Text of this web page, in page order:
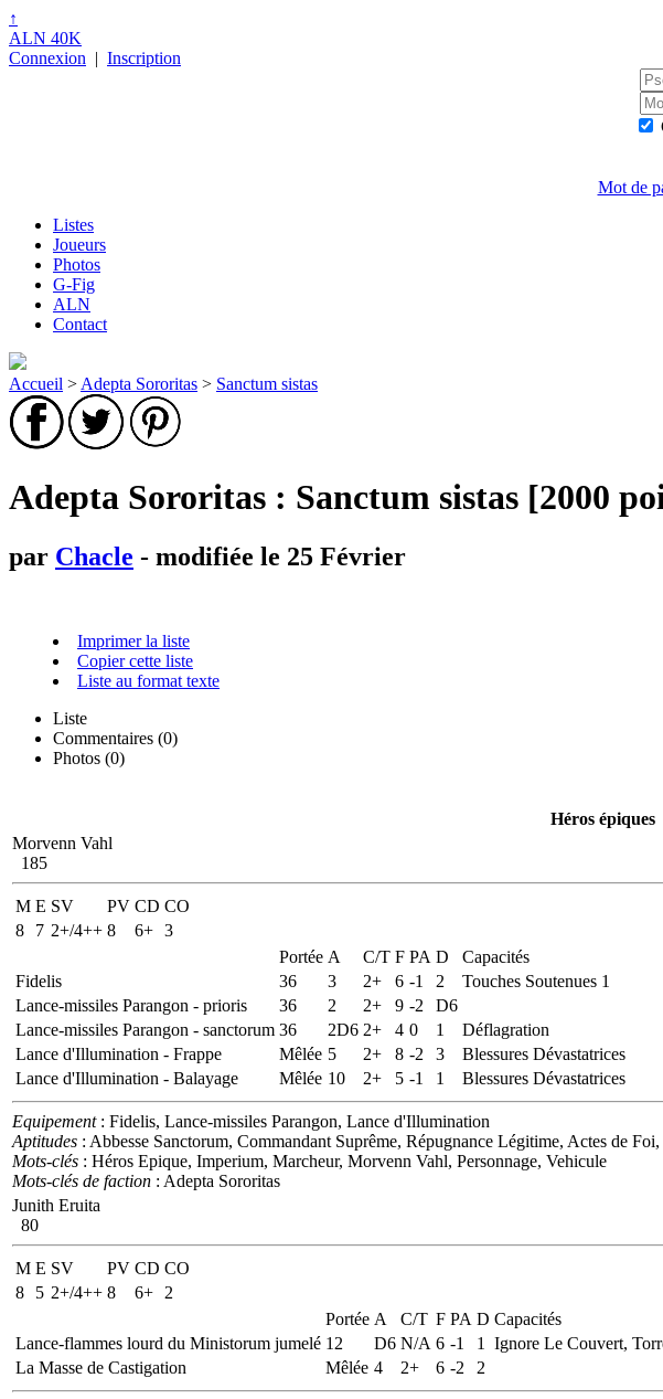
↑
ALN 40K
Connexion | Inscription
Mot de
Listes
Joueurs
Photos
G-Fig
ALN
Contact
Accueil > Adepta Sororitas > Sanctum sistas
Adepta Sororitas : Sanctum sistas [2000
par Chacle - modifiée le 25 Février
Imprimer la liste
Copier cette liste
Liste au format texte
Liste
Commentaires (0)
Photos (0)
Héros épiques
Morvenn Vahl
185
M E SV PV CD CO
8
7 2+/4++ 8 6+ 3
Portée A C/T F PA D
Capacités
Fidelis
36 3 2+ 6 -1 2
Touches Soutenues 1
Lance-missiles Parangon - prioris
36 2 2+ 9 -2
D6
Lance-missiles Parangon - sanctorum 36 2D6 2+ 4 0 1
Déflagration
Lance d'Illumination - Frappe
Mêlée 5 2+ 8 -2 3
Blessures Dévastatrices
Lance d'Illumination - Balayage
Mêlée 10 2+ 5 -1 1 Blessures Dévastatrices
Equipement: Fidelis, Lance-missiles Parangon, Lance d'Illumination
Aptitudes : Abbesse Sanctorum, Commandant Suprême, Répugnance Légitime, Actes de
Mots-clés : Héros Epique, Imperium, Marcheur, Morvenn Vahl, Personnage, Vehicule
Mots-clés de faction : Adepta Sororitas
Junith Eruita
80
M E SV PV CD CO
8
5 2+/4++ 8 6+
2
Portée A C/T F PA D Capacités
Lance-flammes lourd du Ministorum jumelé 12 D6 N/A 6 -1 1
Ignore Le Couvert,
La Masse de Castigation
Mêlée 4 2+ 6 -2 2